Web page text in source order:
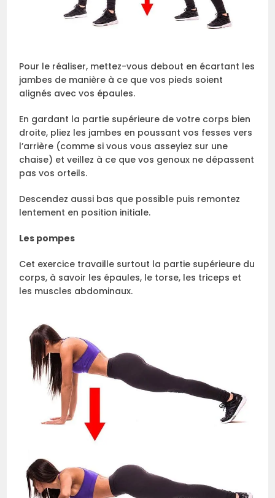
Pour le réaliser, mettez-vous debout en écartant les
jambes de manière à ce que vos pieds soient
alignés avec vos épaules.
En gardant la partie supérieure de votre corps bien
droite, pliez les jambes en poussant vos fesses vers
l’arrière (comme si vous vous asseyiez sur une
chaise) et veillez à ce que vos genoux ne dépassent
pas vos orteils.
Descendez aussi bas que possible puis remontez
lentement en position initiale.
Les pompes
Cet exercice travaille surtout la partie supérieure du
corps, à savoir les épaules, le torse, les triceps et
les muscles abdominaux.